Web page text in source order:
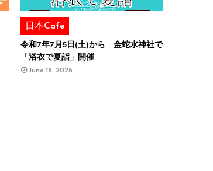
日本Cafe
令和7年7月5日(土)から 金蛇水神社で
「浴衣で夏詣」開催
June 15, 2025